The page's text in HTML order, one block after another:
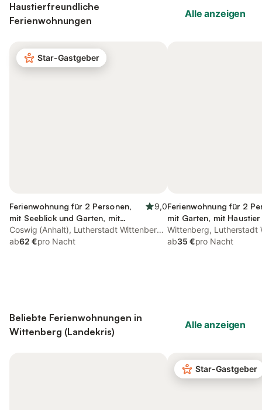
Haustierfreundliche
Ferienwohnungen
Alle anzeigen
Star-Gastgeber
Ferienwohnung für 2 Personen,
mit Seeblick und Garten, mit
Haustier
9,0
Coswig (Anhalt), Lutherstadt Wittenberg
und Umgebung
ab62 €pro Nacht
Ferienwohnung für 2
mit Garten, mit Haustier
Wittenberg, Lutherstadt
Umgebung
ab35 €pro Nacht
Beliebte Ferienwohnungen in
Wittenberg (Landekris)
Alle anzeigen
Star-Gastgeber